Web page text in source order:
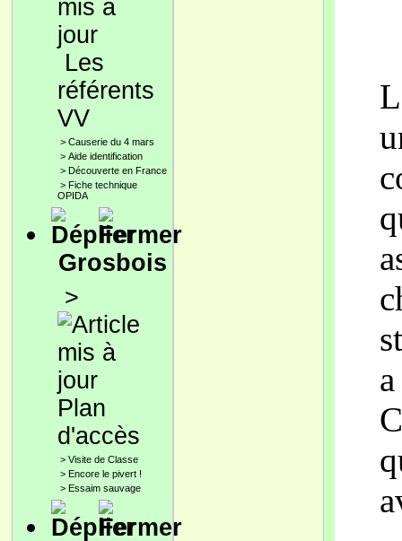
Les
référents
VV
> Causerie du 4 mars
> Aide identification
> Découverte en France
> Fiche technique
OPIDA
Grosbois
>
Plan
d'accès
> Visite de Classe
> Encore le pivert !
> Essaim sauvage